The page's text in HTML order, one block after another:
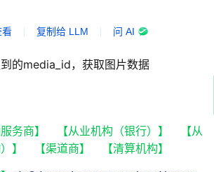
看 复制给 LLM 问 AI
的media_id，获取图片数据
服务商】 【从业机构（银行）】
【从
）】
【渠道商】
【清算机构】